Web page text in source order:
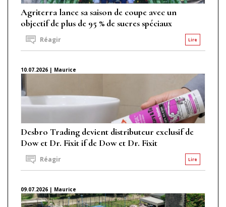
Agriterra lance sa saison de coupe avec un
objectif de plus de 95 % de sucres spéciaux
Lire
Réagir
10.07.2026 | Maurice
Desbro Trading devient distributeur exclusif de
Dow et Dr. Fixit if de Dow et Dr. Fixit
Lire
Réagir
09.07.2026 | Maurice